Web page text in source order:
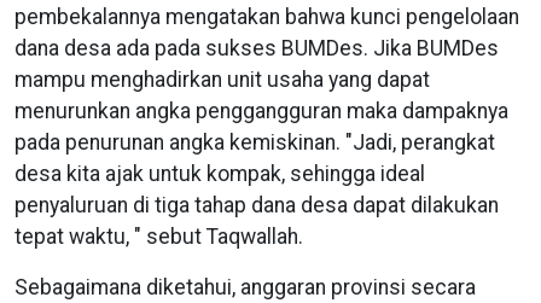
pembekalannya mengatakan bahwa kunci pengelolaan
dana desa ada pada sukses BUMDes. Jika BUMDes
mampu menghadirkan unit usaha yang dapat
menurunkan angka penggangguran maka dampaknya
pada penurunan angka kemiskinan. "Jadi, perangkat
desa kita ajak untuk kompak, sehingga ideal
penyaluruan di tiga tahap dana desa dapat dilakukan
tepat waktu, " sebut Taqwallah.
Sebagaimana diketahui, anggaran provinsi secara